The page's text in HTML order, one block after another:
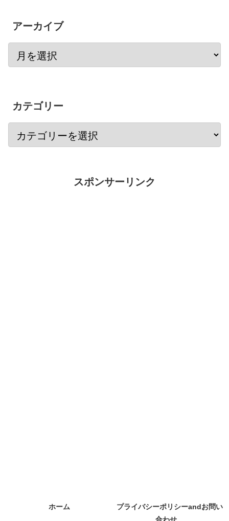
アーカイブ
カテゴリー
スポンサーリンク
ホーム
プライバシーポリシーandお問い